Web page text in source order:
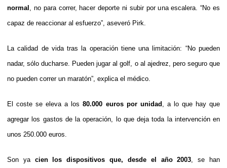
normal
, no para correr, hacer deporte ni subir por una escalera. “No es
capaz de reaccionar al esfuerzo”, aseveró Pirk.
La calidad de vida tras la operación tiene una limitación: “No pueden
nadar, sólo ducharse. Pueden jugar al golf, o al ajedrez, pero seguro que
no pueden correr un maratón”, explica el médico.
El coste se eleva a los 80.000 euros por unidad
, a lo que hay que
agregar los gastos de la operación, lo que deja toda la intervención en
unos 250.000 euros.
Son yacien los dispositivos que, desde el año 2003 , se han